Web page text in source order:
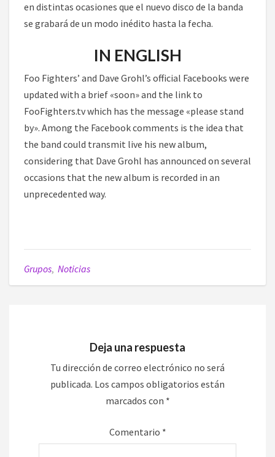
en distintas ocasiones que el nuevo disco de la banda
se grabará de un modo inédito hasta la fecha.
IN ENGLISH
Foo Fighters’ and Dave Grohl’s official Facebooks were
updated with a brief «soon» and the link to
FooFighters.tv which has the message «please stand
by». Among the Facebook comments is the idea that
the band could transmit live his new album,
considering that Dave Grohl has announced on several
occasions that the new album is recorded in an
unprecedented way.
Grupos, Noticias
Deja una respuesta
Tu dirección de correo electrónico no será
publicada. Los campos obligatorios están
marcados con *
Comentario *